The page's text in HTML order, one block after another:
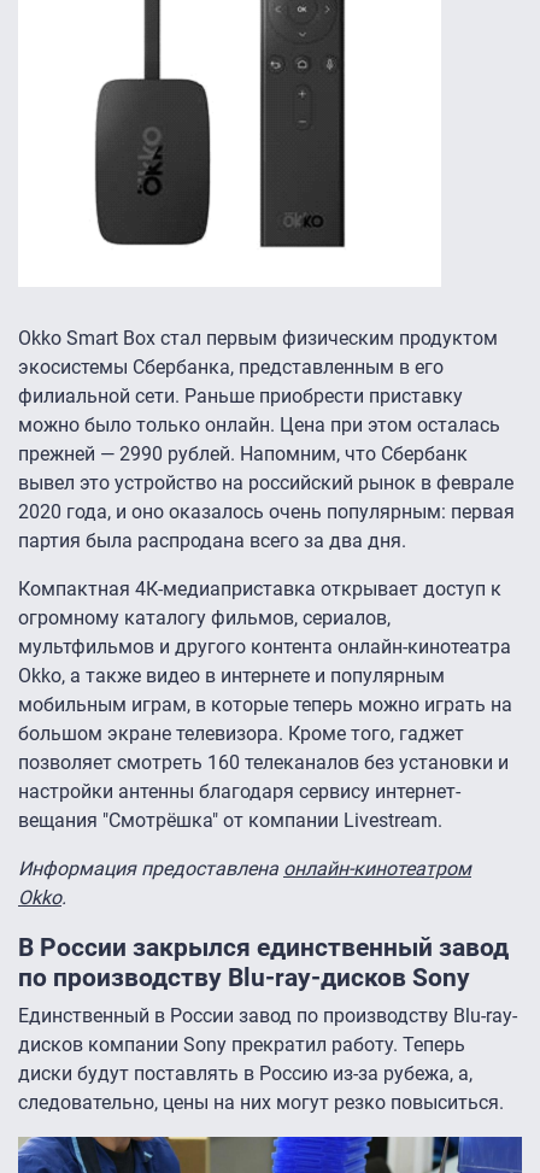
Okko Smart Box стал первым физическим продуктом
экосистемы Сбербанка, представленным в его
филиальной сети. Раньше приобрести приставку
можно было только онлайн. Цена при этом осталась
прежней — 2990 рублей. Напомним, что Сбербанк
вывел это устройство на российский рынок в феврале
2020 года, и оно оказалось очень популярным: первая
партия была распродана всего за два дня.
Компактная 4К-медиаприставка открывает доступ к
огромному каталогу фильмов, сериалов,
мультфильмов и другого контента онлайн-кинотеатра
Okko, а также видео в интернете и популярным
мобильным играм, в которые теперь можно играть на
большом экране телевизора. Кроме того, гаджет
позволяет смотреть 160 телеканалов без установки и
настройки антенны благодаря сервису интернет-
вещания "Смотрёшка" от компании Livestream.
Информация предоставлена онлайн-кинотеатром
Okko.
В России закрылся единственный завод
по производству Blu-ray-дисков Sony
Единственный в России завод по производству Blu-ray-
дисков компании Sony прекратил работу. Теперь
диски будут поставлять в Россию из-за рубежа, а,
следовательно, цены на них могут резко повыситься.